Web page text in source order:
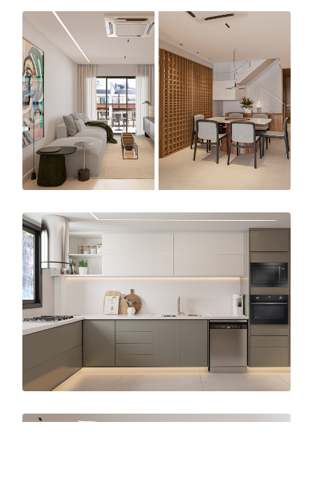
facilitar a limpeza. Devido as dimensões do
espaço, escolher mobiliários de visual leve foi
essencial para reduzir a sensação de excessos
no ambiente. Desenhamos um painel que
separa o corredor íntimo para dar privacidade
e trazer personalidade ao projeto, através de
uma releitura dos elementos de fachada do
Parque Guinle.
posicionar a área de cocção em uma bancada
e área de preparo, lavagem em outra, e apoio
e equipamentos em outra, podendo estar em
frente a janela o cooktop ou a cuba. Na
marcenaria, o branco ajuda a iluminar mais
através do rebatimento da luz nas superfícies,
importante nos casos de cozinha com pouca
luz. Outra dica importante para uma maior
parede sobre a bancada, proporcionando uma